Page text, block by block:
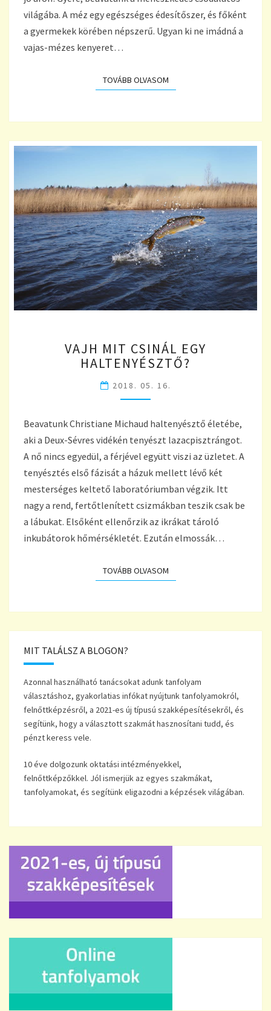
világába. A méz egy egészséges édesítőszer, és főként
a gyermekek körében népszerű. Ugyan ki ne imádná a
vajas-mézes kenyeret…
TOVÁBB OLVASOMTOVÁBB OLVASOM
MIT
CSINÁL
HALTENYÉSZTŐ?
VAJH MIT CSINÁL EGY
HALTENYÉSZTŐ?
2018. 05. 16.
Beavatunk Christiane Michaud haltenyésztő életébe,
aki a Deux-Sévres vidékén tenyészt lazacpisztrángot.
A nő nincs egyedül, a férjével együtt viszi az üzletet. A
tenyésztés első fázisát a házuk mellett lévő két
mesterséges keltető laboratóriumban végzik. Itt
nagy a rend, fertőtlenített csizmákban teszik csak be
a lábukat. Elsőként ellenőrzik az ikrákat tároló
inkubátorok hőmérsékletét. Ezután elmossák…
TOVÁBB OLVASOMTOVÁBB OLVASOM
MIT TALÁLSZ A BLOGON?
Azonnal használható tanácsokat adunk tanfolyam
választáshoz, gyakorlatias infókat nyújtunk tanfolyamokról,
felnőttképzésről, a 2021-es új típusú szakképesítésekről, és
segítünk, hogy a választott szakmát hasznosítani tudd, és
pénzt keress vele.
10 éve dolgozunk oktatási intézményekkel,
felnőttképzőkkel. Jól ismerjük az egyes szakmákat,
tanfolyamokat, és segítünk eligazodni a képzések világában.